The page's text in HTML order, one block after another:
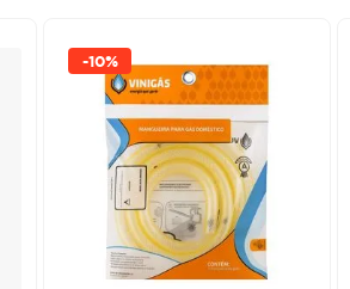
-10%